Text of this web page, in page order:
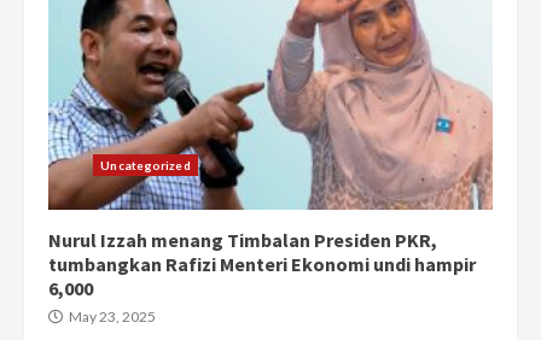
Uncategorized
Nurul Izzah menang Timbalan Presiden PKR,
tumbangkan Rafizi Menteri Ekonomi undi hampir
6,000
May 23, 2025